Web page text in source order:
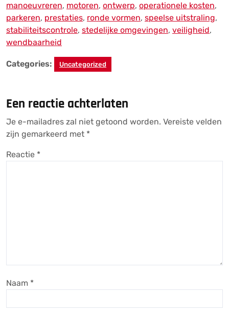
manoeuvreren, motoren, ontwerp, operationele kosten,
parkeren, prestaties, ronde vormen, speelse uitstraling,
stabiliteitscontrole, stedelijke omgevingen, veiligheid,
wendbaarheid
Categories: Uncategorized
Een reactie achterlaten
Je e-mailadres zal niet getoond worden. Vereiste velden
zijn gemarkeerd met *
Reactie *
Naam *